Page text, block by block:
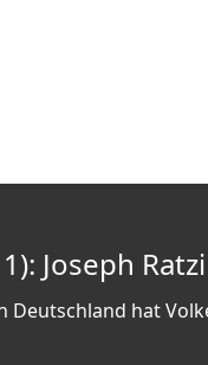
Joseph
Deutschland hat